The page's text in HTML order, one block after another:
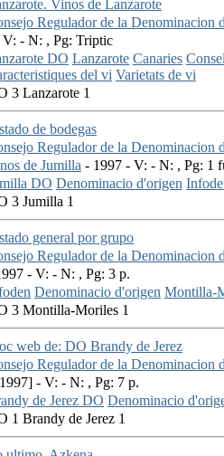
Vinos de Lanzarote
Regulador de la Denominacion
V: - N: , Pg: Triptic
DO Lanzarote Canaries
del vi Varietats de vi
3 Lanzarote 1
de bodegas
Regulador de la Denominacion
de Jumilla - 1997 - V: - N: , Pg: 1
DO Denominacio d'origen
3 Jumilla 1
general por grupo
Regulador de la
- V: - N: , Pg: 3 p.
Denominacio d'origen Montilla-
3 Montilla-Moriles 1
web de: DO Brandy de Jerez
Regulador de la Denominacion
- V: - N: , Pg: 7 p.
de Jerez DO Denominacio
1 Brandy de Jerez 1